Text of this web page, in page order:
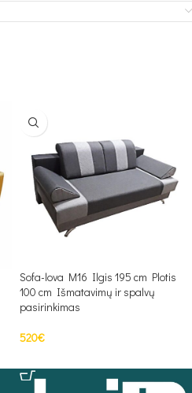
Sofa-lova M16 Ilgis 195 cm Plotis
100 cm Išmatavimų ir spalvų
pasirinkimas
520€